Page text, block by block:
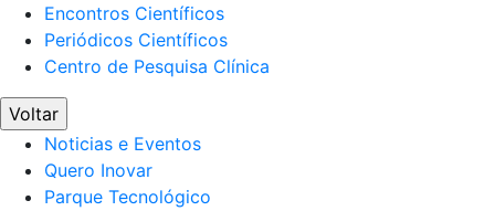
Encontros Científicos
Periódicos Científicos
Centro de Pesquisa Clínica
Voltar
Noticias e Eventos
Quero Inovar
Parque Tecnológico